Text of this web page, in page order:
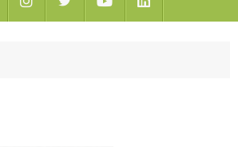
Facebook YoutubeLinkedIn